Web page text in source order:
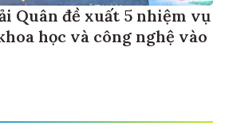
Quân đề xuất 5 nhiệm vụ
học và công nghệ vào